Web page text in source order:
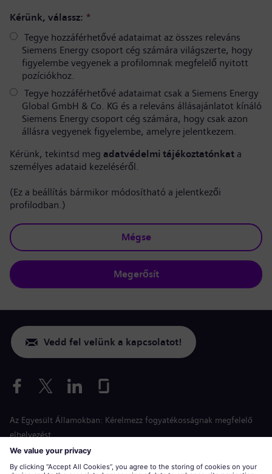
Kérünk, válassz: *
Tegye hozzáférhetővé adataimat az összes releváns
Siemens Energy csoport cég számára világszerte, hogy
figyelembe vegyenek a profilomnak megfelelő nyitott
pozíciókhoz.
Tegye hozzáférhetővé adataimat csak a Siemens Energy
Global GmbH & Co. KG és a releváns állásajánlatot kínáló
Siemens Energy csoport cég számára, hogy csak azon
állásra vegyenek figyelembe, amelyre jelentkezem.
Kérünk, tekintsd meg adatvédelmi tájékoztatónkat a
személyes adataid kezeléséről.
(Ez a beállítás bármikor módosítható a jelentkezői
profilodban.)
Mégse
Megerősít
Vedd fel velünk a kapcsolatot!
Az Egyesült Államokban: Kérelmezz fogyatékosságnak megfelelő
elhelyezést
Esélyegyenlőség a jelentkezés során
siemens-energy.comGlobális weboldal